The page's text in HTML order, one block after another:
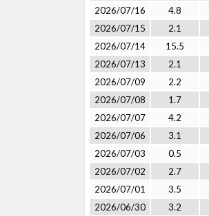
2026/07/16
4.8
2026/07/15
2.1
2026/07/14
15.5
2026/07/13
2.1
2026/07/09
2.2
2026/07/08
1.7
2026/07/07
4.2
2026/07/06
3.1
2026/07/03
0.5
2026/07/02
2.7
2026/07/01
3.5
2026/06/30
3.2